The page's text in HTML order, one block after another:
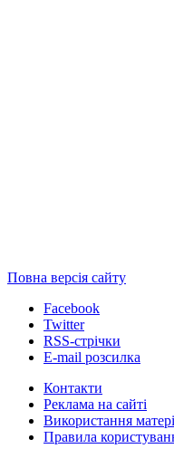
Повна версія сайту
Facebook
Twitter
RSS-стрічки
E-mail розсилка
Контакти
Реклама на сайті
Використання
Правила